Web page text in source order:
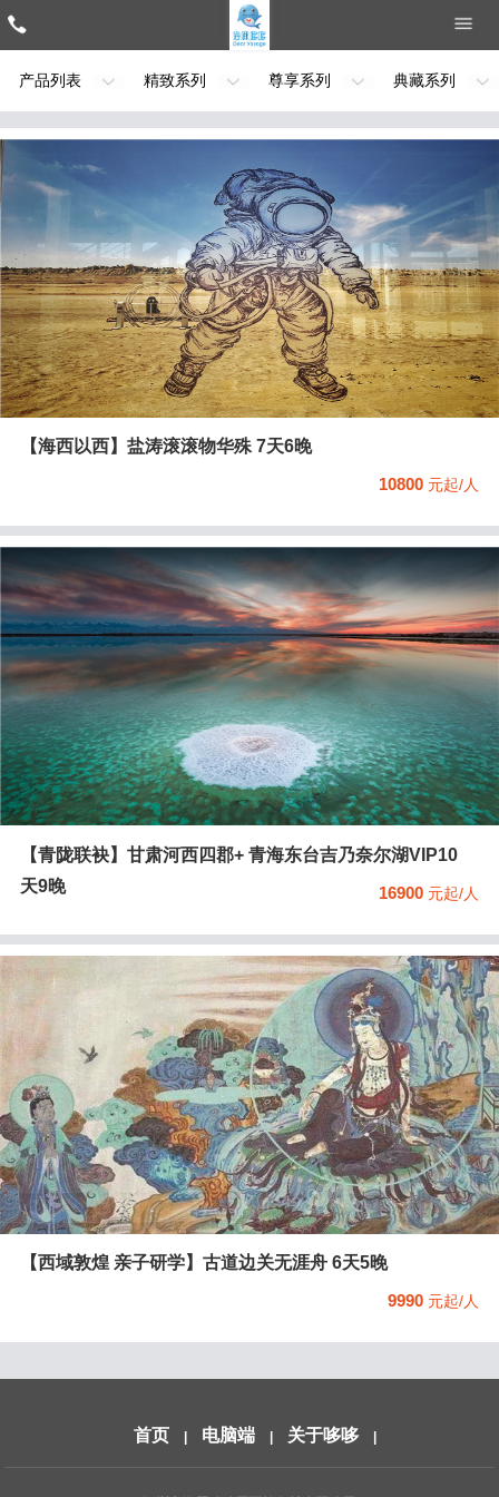
产品列表 精致系列 尊享系列 典藏系列
【海西以西】盐涛滚滚物华殊 7天6晚
10800 元起/人
【青陇联袂】甘肃河西四郡+ 青海东台吉乃奈尔湖VIP10
天9晚
16900 元起/人
【西域敦煌 亲子研学】古道边关无涯舟 6天5晚
9990 元起/人
首页 | 电脑端 | 关于哆哆 |